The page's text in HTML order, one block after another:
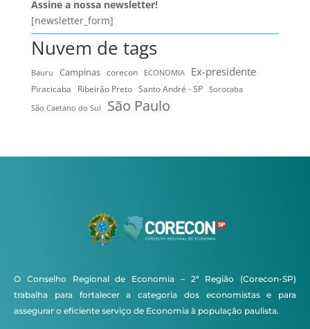
Assine a nossa newsletter!
[newsletter_form]
Nuvem de tags
Bauru Campinas corecon ECONOMIA Ex-presidente
Piracicaba Ribeirão Preto Santo André - SP
Sorocaba
São Caetano do Sul
São Paulo
O Conselho Regional de Economia – 2ª Região (Corecon-SP)
trabalha para fortalecer a categoria dos economistas e para
assegurar o eficiente serviço de Economia à população paulista.